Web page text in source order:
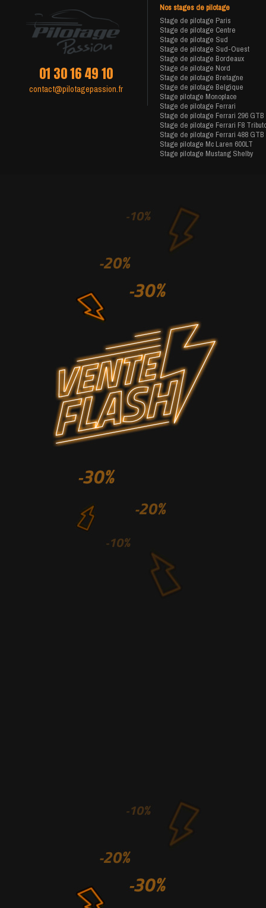
01 30 16 49 10
contact@pilotagepassion.fr
Nos stages de pilotage
Stage de pilotage Paris
Stage de pilotage Centre
Stage de pilotage Sud
Stage de pilotage Sud-Ouest
Stage de pilotage Bordeaux
Stage de pilotage Nord
Stage de pilotage Bretagne
Stage de pilotage Belgique
Stage pilotage Monoplace
Stage de pilotage Ferrari
Stage de pilotage Ferrari 296 GTB
Stage de pilotage Ferrari F8
Stage de pilotage Ferrari 488 GTB
Stage pilotage Mc Laren 600LT
Stage pilotage Mustang Shelby